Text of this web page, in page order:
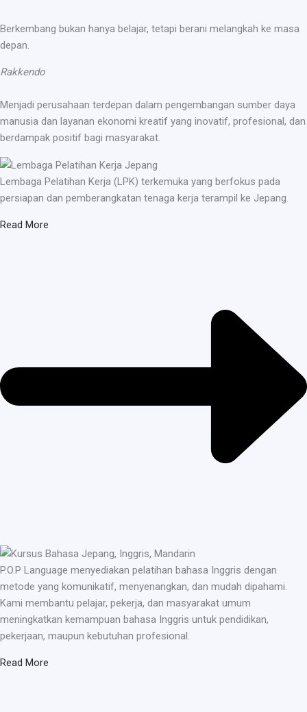
Berkembang bukan hanya belajar, tetapi berani melangkah ke masa
depan.
Rakkendo
Menjadi perusahaan terdepan dalam pengembangan sumber daya
manusia dan layanan ekonomi kreatif yang inovatif, profesional, dan
berdampak positif bagi masyarakat.
Lembaga Pelatihan Kerja (LPK) terkemuka yang berfokus pada
persiapan dan pemberangkatan tenaga kerja terampil ke Jepang.
Read More
P.O.P Language menyediakan pelatihan bahasa Inggris dengan
metode yang komunikatif, menyenangkan, dan mudah dipahami.
Kami membantu pelajar, pekerja, dan masyarakat umum
meningkatkan kemampuan bahasa Inggris untuk pendidikan,
pekerjaan, maupun kebutuhan profesional.
Read More